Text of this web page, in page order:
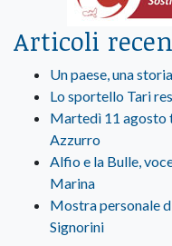
Articoli
Un paese, una
Lo sportello Tari
Martedì 11 agosto
Azzurro
Alfio e la Bulle,
Marina
Mostra personale
Signorini